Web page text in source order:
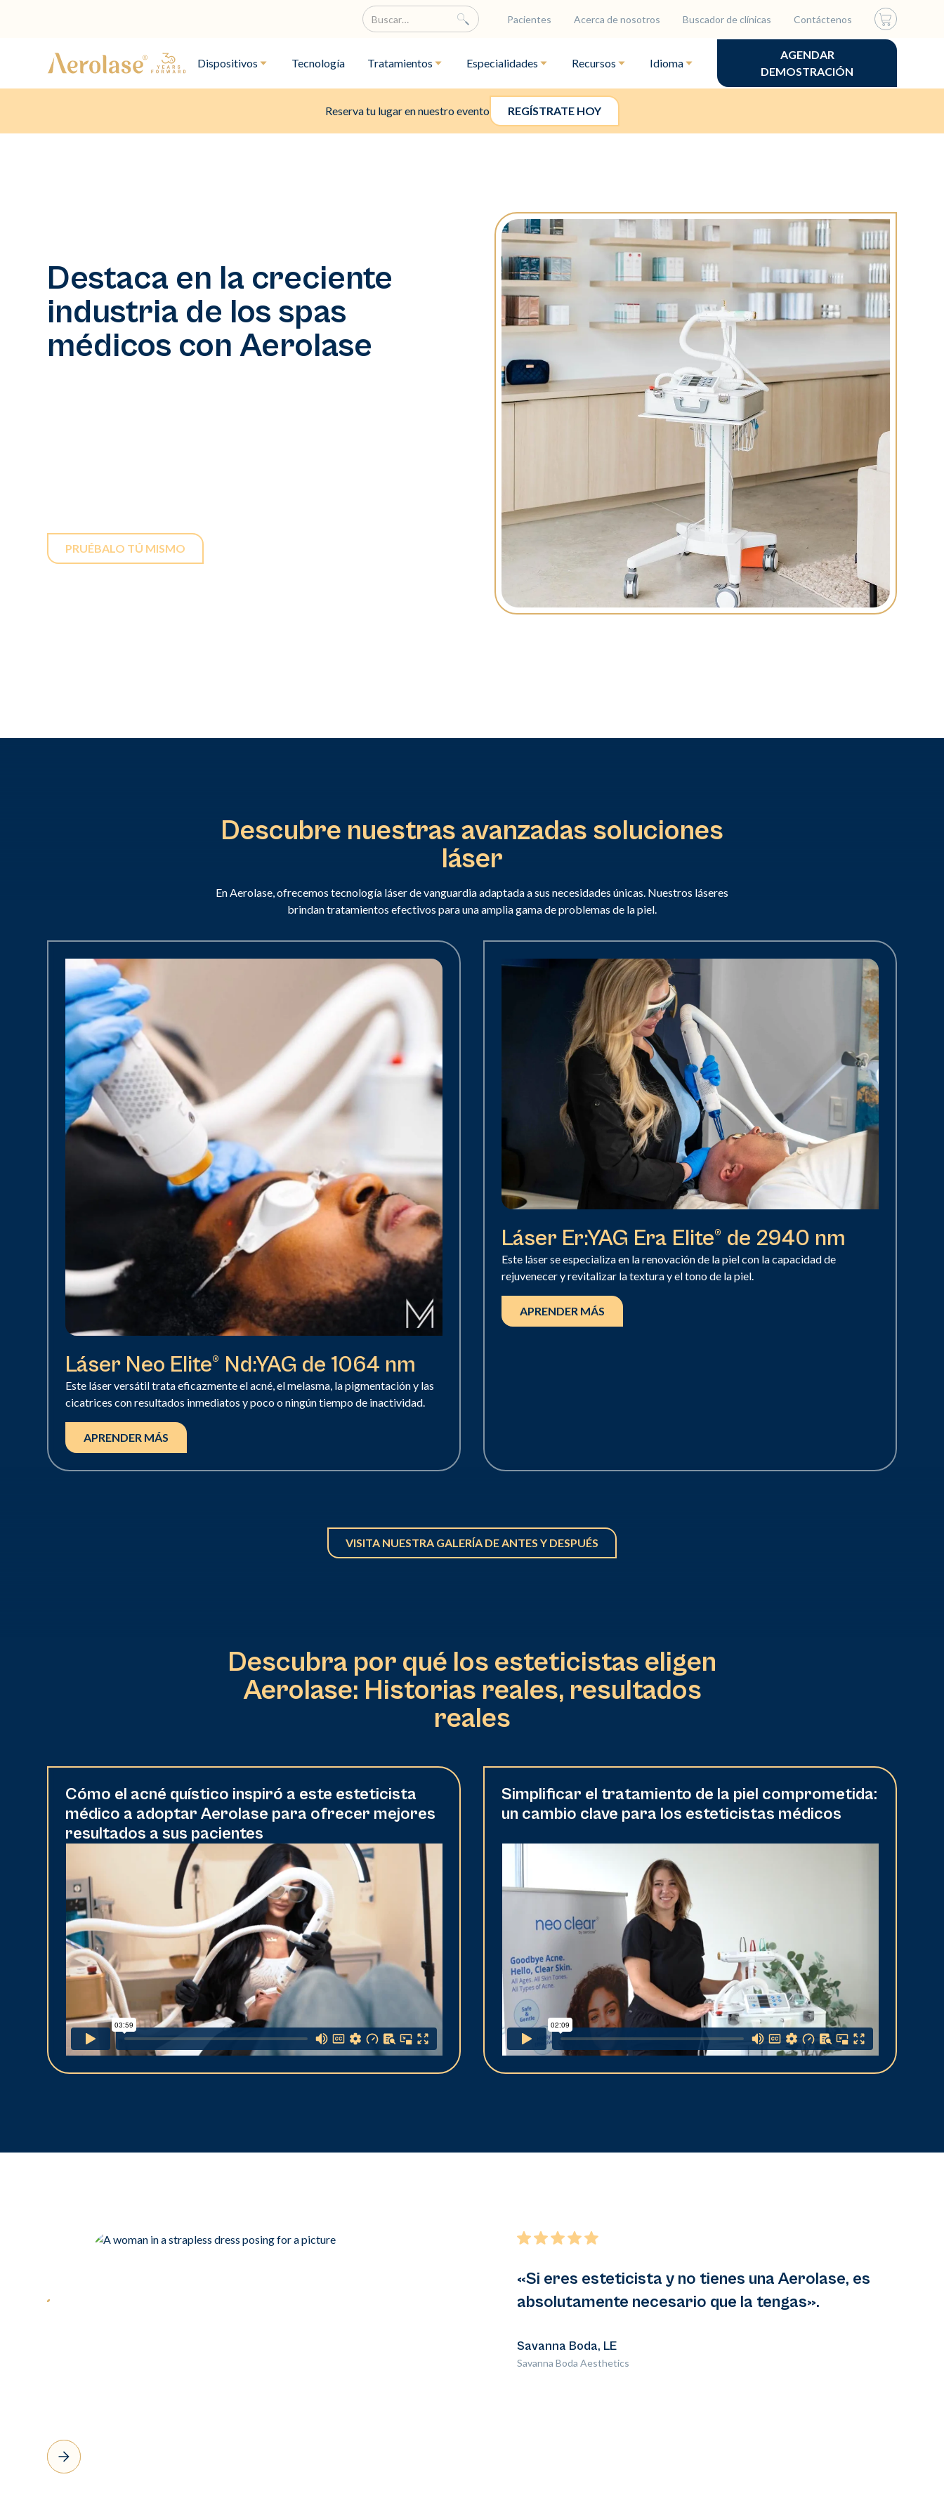
Pacientes Acerca de nosotros Buscador de clínicas Contáctenos
Dispositivos Tecnología Tratamientos Especialidades Recursos Idioma
AGENDAR
DEMOSTRACIÓN
Reserva tu lugar en nuestro evento REGÍSTRATE HOY
Destaca en la creciente
industria de los spas
médicos con Aerolase
PRUÉBALO TÚ MISMO
Descubre nuestras avanzadas soluciones
láser
En Aerolase, ofrecemos tecnología láser de vanguardia adaptada a sus necesidades únicas. Nuestros láseres
brindan tratamientos efectivos para una amplia gama de problemas de la piel.
Láser Neo Elite® Nd:YAG de 1064 nm
Este láser versátil trata eficazmente el acné, el melasma, la pigmentación y las
cicatrices con resultados inmediatos y poco o ningún tiempo de inactividad.
APRENDER MÁS
Láser Er:YAG Era Elite® de 2940 nm
Este láser se especializa en la renovación de la piel con la capacidad de
rejuvenecer y revitalizar la textura y el tono de la piel.
APRENDER MÁS
VISITA NUESTRA GALERÍA DE ANTES Y DESPUÉS
Descubra por qué los esteticistas eligen
Aerolase: Historias reales, resultados
reales
Cómo el acné quístico inspiró a este esteticista
médico a adoptar Aerolase para ofrecer mejores
resultados a sus pacientes
Simplificar el tratamiento de la piel comprometida:
un cambio clave para los esteticistas médicos
«Si eres esteticista y no tienes una Aerolase, es
absolutamente necesario que la tengas».
Savanna Boda, LE
Savanna Boda Aesthetics